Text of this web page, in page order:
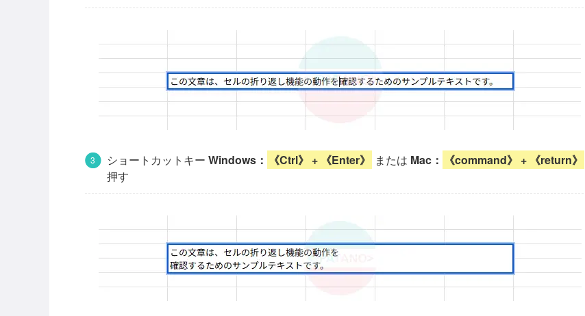
ショートカットキー Windows： 《Ctrl》 + 《Enter》 または Mac： 《command》 + 《return》
押す